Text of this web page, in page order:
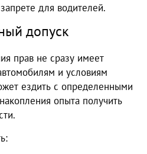
для водителей.
допуск
прав не сразу имеет
и условиям
ездить с определенными
опыта получить